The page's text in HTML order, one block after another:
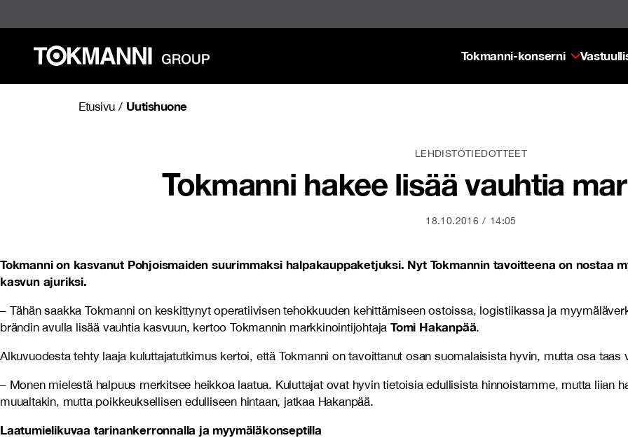
Tokmanni-konserni
Etusivu/ Uutishuone
LEHDISTÖTIEDOTTEET
Tokmanni hakee lisää vauhtia
18.10.2016 14:05
Tokmanni on kasvanut Pohjoismaiden suurimmaksi halpakauppaketjuksi. Nyt Tokmannin tavoitteena on nostaa
kasvun ajuriksi.
– Tähän saakka Tokmanni on keskittynyt operatiivisen tehokkuuden kehittämiseen ostoissa, logistiikassa ja
brändin avulla lisää vauhtia kasvuun, kertoo Tokmannin markkinointijohtaja Tomi Hakanpää.
Alkuvuodesta tehty laaja kuluttajatutkimus kertoi, että Tokmanni on tavoittanut osan suomalaisista hyvin, mutta osa taas
– Monen mielestä halpuus merkitsee heikkoa laatua. Kuluttajat ovat hyvin tietoisia edullisista hinnoistamme, mutta liian
muualtakin, mutta poikkeuksellisen edulliseen hintaan, jatkaa Hakanpää.
Laatumielikuvaa tarinankerronnalla ja myymäläkonseptilla